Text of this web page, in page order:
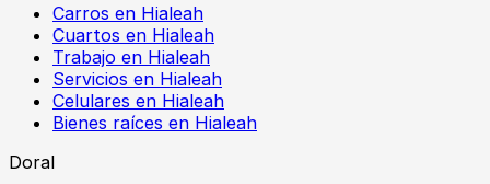
Carros en Hialeah
Cuartos en Hialeah
Trabajo en Hialeah
Servicios en Hialeah
Celulares en Hialeah
Bienes raíces en Hialeah
Doral